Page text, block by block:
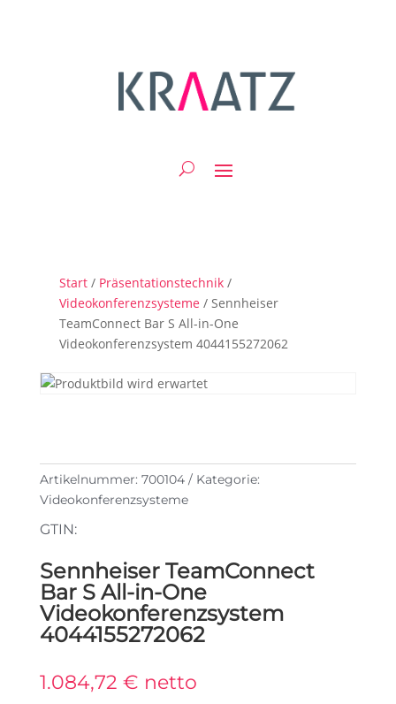
Start / Präsentationstechnik /
Videokonferenzsysteme / Sennheiser
TeamConnect Bar S All-in-One
Videokonferenzsystem 4044155272062
Artikelnummer: 700104
Kategorie:
Videokonferenzsysteme
GTIN:
Sennheiser TeamConnect
Bar S All-in-One
Videokonferenzsystem
4044155272062
1.084,72 € netto